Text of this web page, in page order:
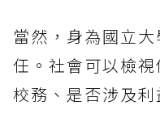
當然，身為國立
任。社會可以檢
校務、是否涉及